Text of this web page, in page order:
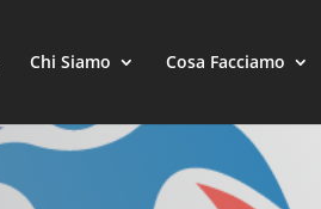
Chi Siamo Cosa Facciamo